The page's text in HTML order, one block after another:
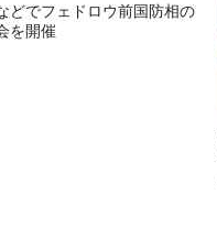
どでフェドロウ前国防相の
を開催